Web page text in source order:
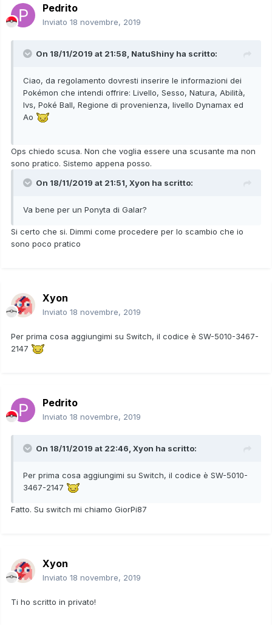
Pedrito
Inviato 18 novembre, 2019
On 18/11/2019 at 21:58, NatuShiny ha scritto:
Ciao, da regolamento dovresti inserire le informazioni dei
Pokémon che intendi offrire: Livello, Sesso, Natura, Abilità,
Ivs, Poké Ball, Regione di provenienza, livello Dynamax ed
Ao
Ops chiedo scusa. Non che voglia essere una scusante ma non
sono pratico. Sistemo appena posso.
On 18/11/2019 at 21:51, Xyon ha scritto:
Va bene per un Ponyta di Galar?
Si certo che si. Dimmi come procedere per lo scambio che io
sono poco pratico
Xyon
Inviato 18 novembre, 2019
Per prima cosa aggiungimi su Switch, il codice è SW-5010-3467-
2147
Pedrito
Inviato 18 novembre, 2019
On 18/11/2019 at 22:46, Xyon ha scritto:
Per prima cosa aggiungimi su Switch, il codice è SW-5010-
3467-2147
Fatto. Su switch mi chiamo GiorPi87
Xyon
Inviato 18 novembre, 2019
Ti ho scritto in privato!